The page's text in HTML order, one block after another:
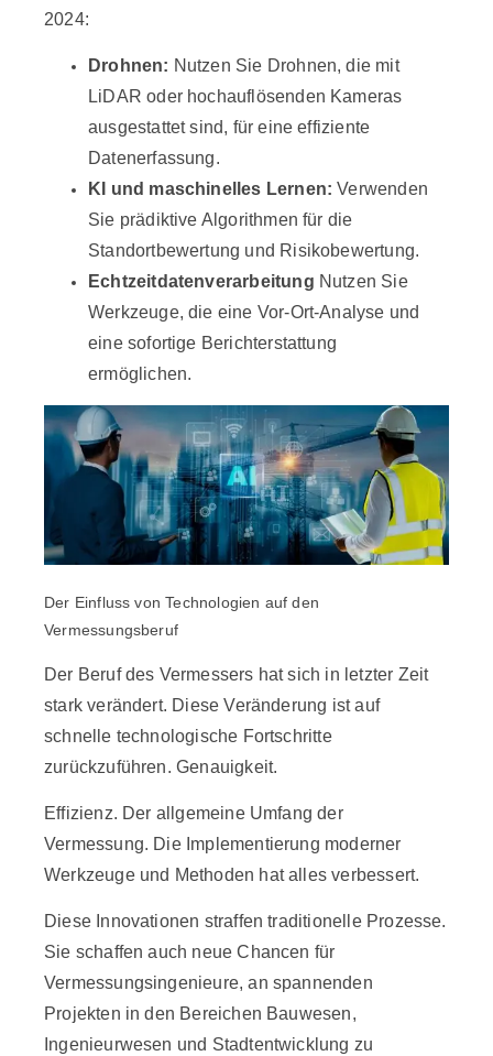
2024:
Drohnen: Nutzen Sie Drohnen, die mit
LiDAR oder hochauflösenden Kameras
ausgestattet sind, für eine effiziente
Datenerfassung.
KI und maschinelles Lernen: Verwenden
Sie prädiktive Algorithmen für die
Standortbewertung und Risikobewertung.
Echtzeitdatenverarbeitung Nutzen Sie
Werkzeuge, die eine Vor-Ort-Analyse und
eine sofortige Berichterstattung
ermöglichen.
Der Einfluss von Technologien auf den
Vermessungsberuf
Der Beruf des Vermessers hat sich in letzter Zeit
stark verändert. Diese Veränderung ist auf
schnelle technologische Fortschritte
zurückzuführen. Genauigkeit.
Effizienz. Der allgemeine Umfang der
Vermessung. Die Implementierung moderner
Werkzeuge und Methoden hat alles verbessert.
Diese Innovationen straffen traditionelle Prozesse.
Sie schaffen auch neue Chancen für
Vermessungsingenieure, an spannenden
Projekten in den Bereichen Bauwesen,
Ingenieurwesen und Stadtentwicklung zu